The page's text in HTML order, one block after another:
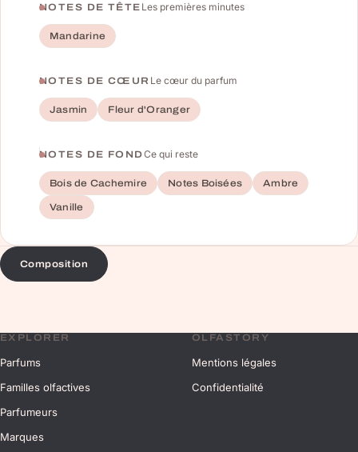
NOTES DE TÊTE Les premières minutes
Mandarine
NOTES DE CŒUR Le cœur du parfum
Jasmin Fleur d'Oranger
NOTES DE FONDCe qui reste
Bois de Cachemire Notes Boisées Ambre
Vanille
Composition
EXPLORER
Parfums
Familles olfactives
Parfumeurs
Marques
OLFASTORY
Mentions légales
Confidentialité